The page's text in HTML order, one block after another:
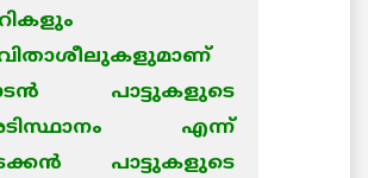
പാട്ടുകളുടെ
എന്ന്
പാട്ടുകളുടെ